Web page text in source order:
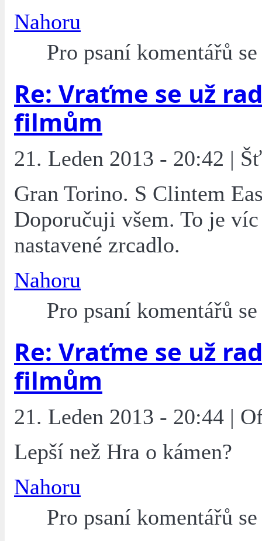
Nahoru
Pro psaní komentářů
Re: Vraťme se už
filmům
21. Leden 2013 - 20:42 |
Gran Torino. S Clintem
Doporučuji všem. To je víc
nastavené zrcadlo.
Nahoru
Pro psaní komentářů
Re: Vraťme se už
filmům
21. Leden 2013 - 20:44 |
Lepší než Hra o kámen?
Nahoru
Pro psaní komentářů